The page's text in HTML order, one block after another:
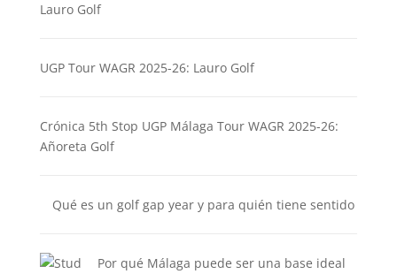
Lauro Golf
UGP Tour WAGR 2025-26: Lauro Golf
Crónica 5th Stop UGP Málaga Tour WAGR 2025-26:
Añoreta Golf
Qué es un golf gap year y para quién tiene sentido
Por qué Málaga puede ser una base ideal